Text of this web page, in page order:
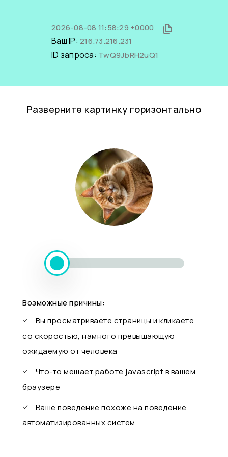
2026-08-08 11:58:29 +0000
Ваш IP: 216.73.216.231
ID запроса: TwQ9JbRH2uQ1
Разверните картинку горизонтально
Возможные причины:
Вы просматриваете страницы и кликаете
со скоростью, намного превышающую
ожидаемую от человека
Что-то мешает работе javascript в вашем
браузере
Ваше поведение похоже на поведение
автоматизированных систем